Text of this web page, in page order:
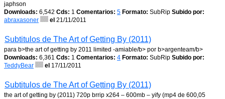
japhson
Downloads: 6,542 Cds: 1 Comentarios: 5 Formato: SubRip Subido por:
abraxasoner
el 21/11/2011
Subtitulos de The Art of Getting By (2011)
para b>the art of getting by 2011 limited -amiable/b> por b>argenteam/b>
Downloads: 6,361 Cds: 1 Comentarios: 4 Formato: SubRip Subido por:
TeddyBear
el 17/11/2011
Subtitulos de The Art of Getting By (2011)
the art of getting by (2011) 720p brrip x264 – 600mb – yify (mp4 de 600,05